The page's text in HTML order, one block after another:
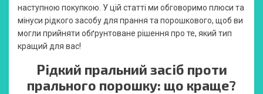
наступною покупкою. У цій статті ми обговоримо плюси та
мінуси рідкого засобу для прання та порошкового, щоб ви
могли прийняти обґрунтоване рішення про те, який тип
кращий для вас!
Рідкий пральний засіб проти
прального порошку: що краще?